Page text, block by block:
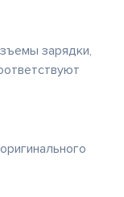
зарядки,